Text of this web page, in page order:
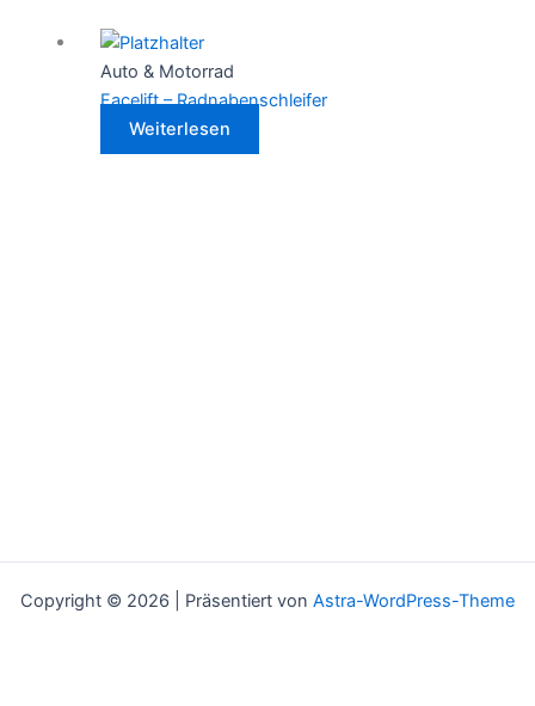
Auto & Motorrad
Facelift – Radnabenschleifer
Weiterlesen
Copyright © 2026 | Präsentiert von Astra-WordPress-Theme